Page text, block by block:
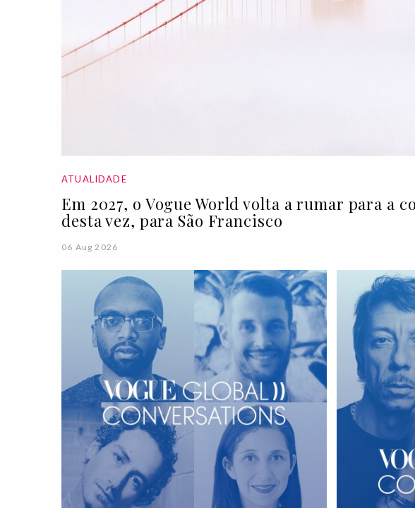
ATUALIDADE
Em 2027, o Vogue World volta a rumar para a
desta vez, para São Francisco
06 Aug 2026